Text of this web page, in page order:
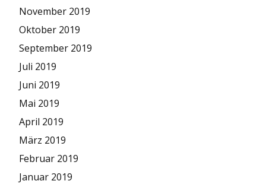
November 2019
Oktober 2019
September 2019
Juli 2019
Juni 2019
Mai 2019
April 2019
März 2019
Februar 2019
Januar 2019